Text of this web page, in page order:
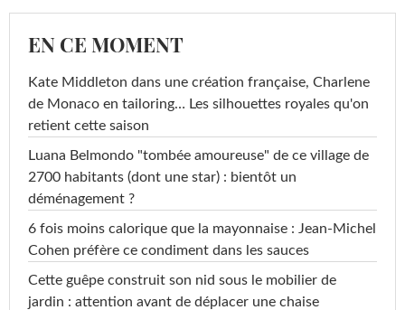
EN CE MOMENT
Kate Middleton dans une création française, Charlene
de Monaco en tailoring… Les silhouettes royales qu'on
retient cette saison
Luana Belmondo "tombée amoureuse" de ce village de
2700 habitants (dont une star) : bientôt un
déménagement ?
6 fois moins calorique que la mayonnaise : Jean-Michel
Cohen préfère ce condiment dans les sauces
Cette guêpe construit son nid sous le mobilier de
jardin : attention avant de déplacer une chaise